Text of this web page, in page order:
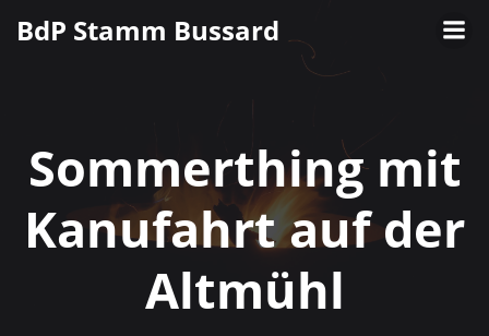
Inhalt
springen
BdP Stamm Bussard
Sommerthing mit
Kanufahrt auf der
Altmühl